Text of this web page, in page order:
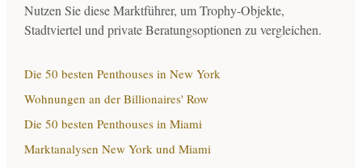
Nutzen Sie diese Marktführer, um Trophy-Objekte,
Stadtviertel und private Beratungsoptionen zu vergleichen.
Die 50 besten Penthouses in New York
Wohnungen an der Billionaires' Row
Die 50 besten Penthouses in Miami
Marktanalysen New York und Miami